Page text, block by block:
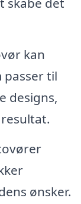
kan
passer til
designs,
ønsker.